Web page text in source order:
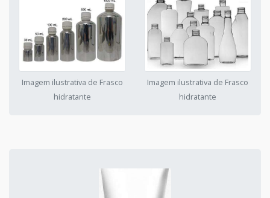
Imagem ilustrativa de Frasco
hidratante
Imagem ilustrativa de Frasco
hidratante